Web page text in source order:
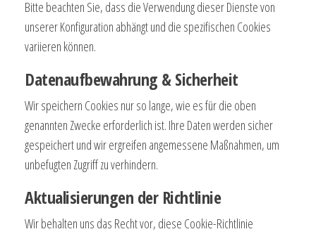
Bitte beachten Sie, dass die Verwendung dieser Dienste von
unserer Konfiguration abhängt und die spezifischen Cookies
variieren können.
Datenaufbewahrung & Sicherheit
Wir speichern Cookies nur so lange, wie es für die oben
genannten Zwecke erforderlich ist. Ihre Daten werden sicher
gespeichert und wir ergreifen angemessene Maßnahmen, um
unbefugten Zugriff zu verhindern.
Aktualisierungen der Richtlinie
Wir behalten uns das Recht vor, diese Cookie-Richtlinie